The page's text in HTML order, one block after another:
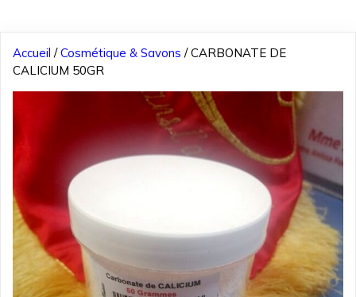
Accueil /Cosmétique & Savons / CARBONATE DE
CALICIUM 50GR